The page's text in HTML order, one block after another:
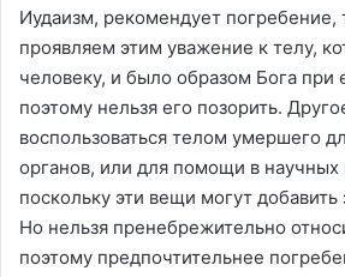
Иудаизм, рекомендует погребение,
проявляем этим уважение к телу,
человеку, и было образом Бога при
поэтому нельзя его позорить.
воспользоваться телом умершего
органов, или для помощи в научных
поскольку эти вещи могут
Но нельзя пренебрежительно
поэтому предпочтительнее